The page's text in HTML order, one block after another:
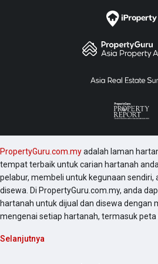
PropertyGuru.com.myadalah laman
tempat terbaik untuk carian hartanah
pelabur, membeli untuk kegunaan
disewa. Di PropertyGuru.com.my, anda
hartanah untuk dijual dan disewa dengan
mengenai setiap hartanah, termasuk peta
Selanjutnya